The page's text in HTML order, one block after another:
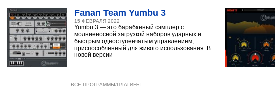
Fanan Team Yumbu 3
15 ФЕВРАЛЯ 2022
Yumbu 3 — это барабанный сэмплер с
молниеносной загрузкой наборов ударных и
быстрым одноступенчатым управлением,
приспособленный для живого использования. В
новой версии
ВСЕ ПРОГРАММЫ/ПЛАГИНЫ